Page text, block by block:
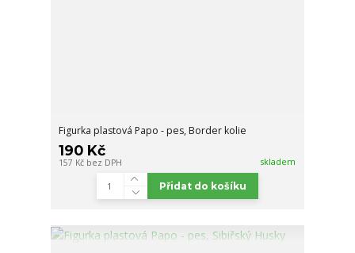
Figurka plastová Papo - pes, Border kolie
190 Kč
157 Kč bez DPH skladem
Přidat do košíku